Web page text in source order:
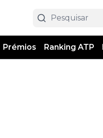
Prémios Ranking ATP